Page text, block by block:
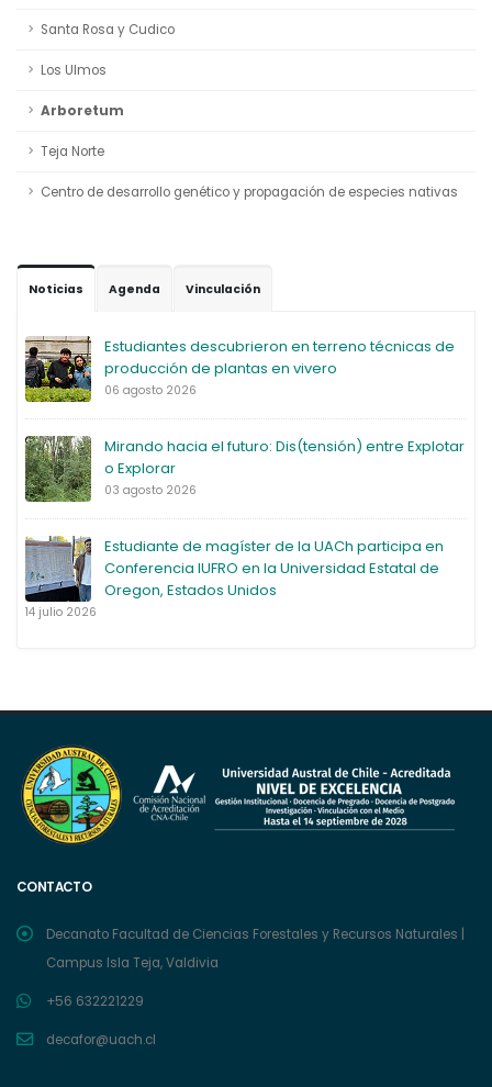
Santa Rosa y Cudico
Los Ulmos
Arboretum
Teja Norte
Centro de desarrollo genético y propagación de especies nativas
Noticias Agenda Vinculación
Estudiantes descubrieron en terreno técnicas de
producción de plantas en vivero
06 agosto 2026
Mirando hacia el futuro: Dis(tensión) entre Explotar
o Explorar
03 agosto 2026
Estudiante de magíster de la UACh participa en
Conferencia IUFRO en la Universidad Estatal de
Oregon, Estados Unidos
14 julio 2026
CONTACTO
Decanato Facultad de Ciencias Forestales y Recursos Naturales |
Campus Isla Teja, Valdivia
+56 632221229
decafor@uach.cl